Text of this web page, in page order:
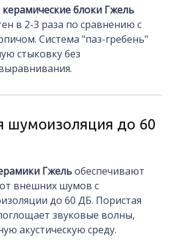
керамические блоки Гжель
в 2-3 раза по сравнению с
Система "паз-гребень"
стыковку без
шумоизоляция до 60
Гжельобеспечивают
внешних шумов с
до 60 ДБ. Пористая
звуковые волны,
акустическую среду.